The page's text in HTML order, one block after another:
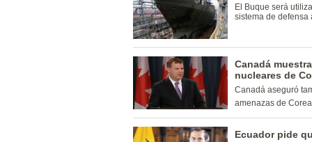
El Buque será
sistema de defensa
Canadá
nucleares de
Canadá aseguró
amenazas de
Ecuador pide